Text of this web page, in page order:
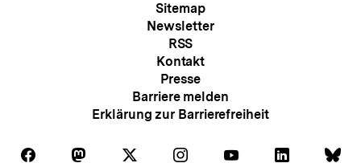
Sitemap
Newsletter
RSS
Kontakt
Presse
Barriere melden
Erklärung zur Barrierefreiheit
Auf Auf